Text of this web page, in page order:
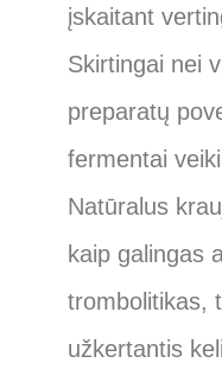
įskaitant
Skirtingai nei
preparatų
fermentai
Natūralus
kaip galingas
trombolitikas,
užkertantis